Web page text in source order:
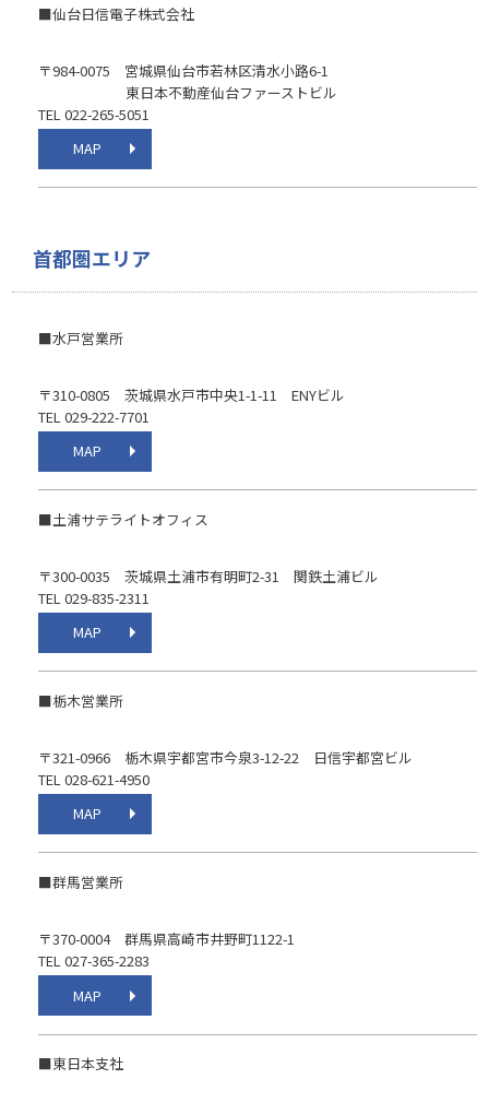
■仙台日信電子株式会社
〒984-0075 宮城県仙台市若林区清水小路6-1
東日本不動産仙台ファーストビル
TEL 022-265-5051
MAP
首都圏エリア
■水戸営業所
〒310-0805 茨城県水戸市中央1-1-11 ENYビル
TEL 029-222-7701
MAP
■土浦サテライトオフィス
〒300-0035 茨城県土浦市有明町2-31 関鉄土浦ビル
TEL 029-835-2311
MAP
■栃木営業所
〒321-0966 栃木県宇都宮市今泉3-12-22 日信宇都宮ビル
TEL 028-621-4950
MAP
■群馬営業所
〒370-0004 群馬県高崎市井野町1122-1
TEL 027-365-2283
MAP
■東日本支社